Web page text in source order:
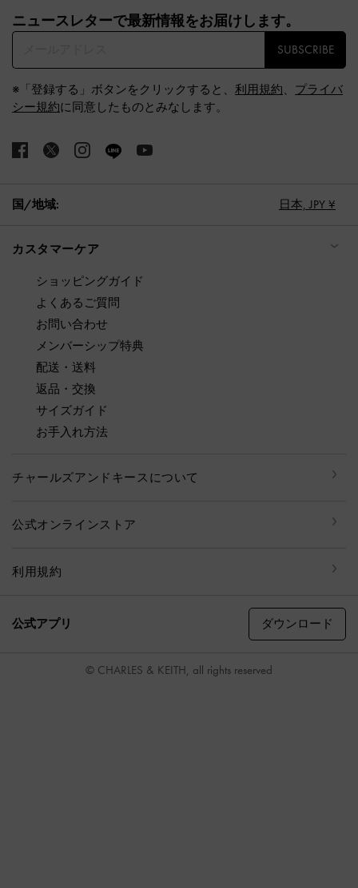
ニュースレターで最新情報をお届けします。​
SUBSCRIBE
※「登録する」ボタンをクリックすると、 利用規約、 プライバ
シー規約に同意したものとみなします。
国/地域: 日本, JPY ¥
カスタマーケア
ショッピングガイド
よくあるご質問
お問い合わせ
メンバーシップ特典
配送・送料
返品・交換
サイズガイド
お手入れ方法
チャールズアンドキースについて
公式オンラインストア
利用規約
公式アプリ ダウンロード
© CHARLES & KEITH, all rights reserved